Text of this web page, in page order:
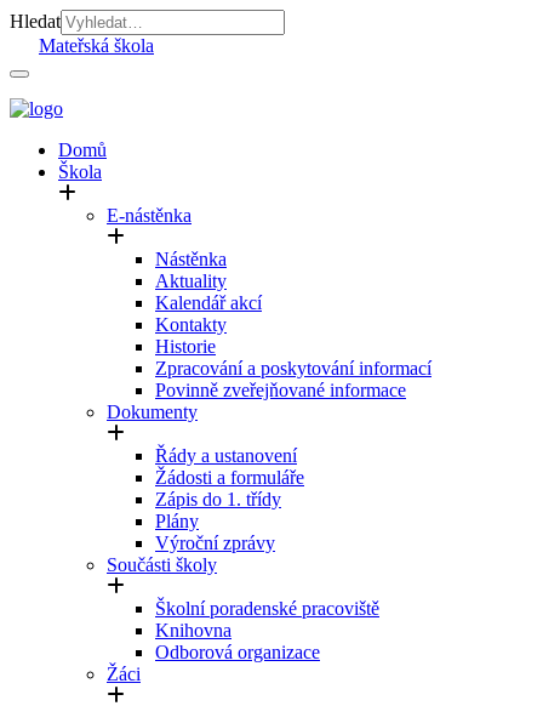
Hledat
Mateřská škola
Domů
Škola
E-nástěnka
Nástěnka
Aktuality
Kalendář akcí
Kontakty
Historie
Zpracování a poskytování informací
Povinně zveřejňované informace
Dokumenty
Řády a ustanovení
Žádosti a formuláře
Zápis do 1. třídy
Plány
Výroční zprávy
Součásti školy
Školní poradenské pracoviště
Knihovna
Odborová organizace
Žáci